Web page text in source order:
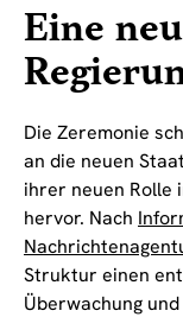
Eine
Die Zeremonie
an die neuen
ihrer neuen Rolle
hervor. Nach
Struktur einen
Überwachung